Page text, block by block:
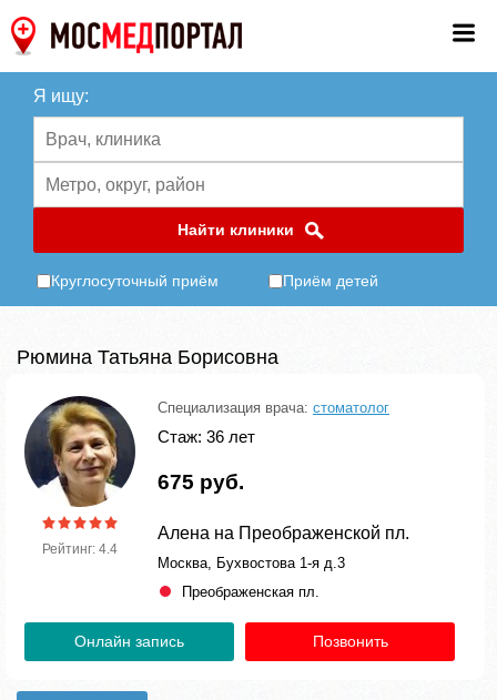
Я ищу:
Найти клиники
Круглосуточный приём Приём детей
Рюмина Татьяна Борисовна
Рейтинг: 4.4
Специализация врача: стоматолог
Стаж: 36 лет
675 руб.
Алена на Преображенской пл.
Москва, Бухвостова 1-я д.3
Преображенская пл.
Онлайн запись Позвонить